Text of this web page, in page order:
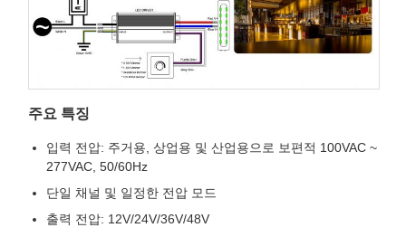
주요 특징
입력 전압: 주거용, 상업용 및 산업용으로 보편적 100VAC ~
277VAC, 50/60Hz
단일 채널 및 일정한 전압 모드
출력 전압: 12V/24V/36V/48V